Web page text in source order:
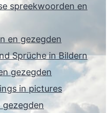
spreekwoorden en
en gezegden
Sprüche in Bildern
gezegden
in pictures
gezegden